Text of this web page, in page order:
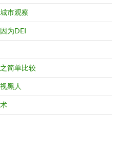
市观察
为DEI
简单比较
黑人